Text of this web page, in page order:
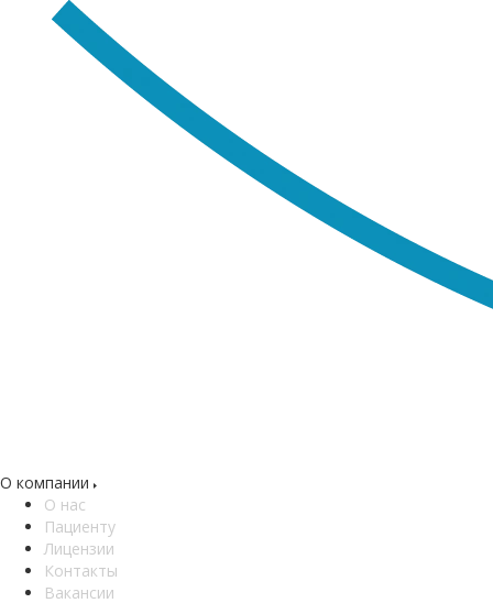
О компании
О нас
Пациенту
Лицензии
Контакты
Вакансии